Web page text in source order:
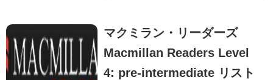
マクミラン・リーダーズ
Macmillan Readers Level
4: pre-intermediate リスト